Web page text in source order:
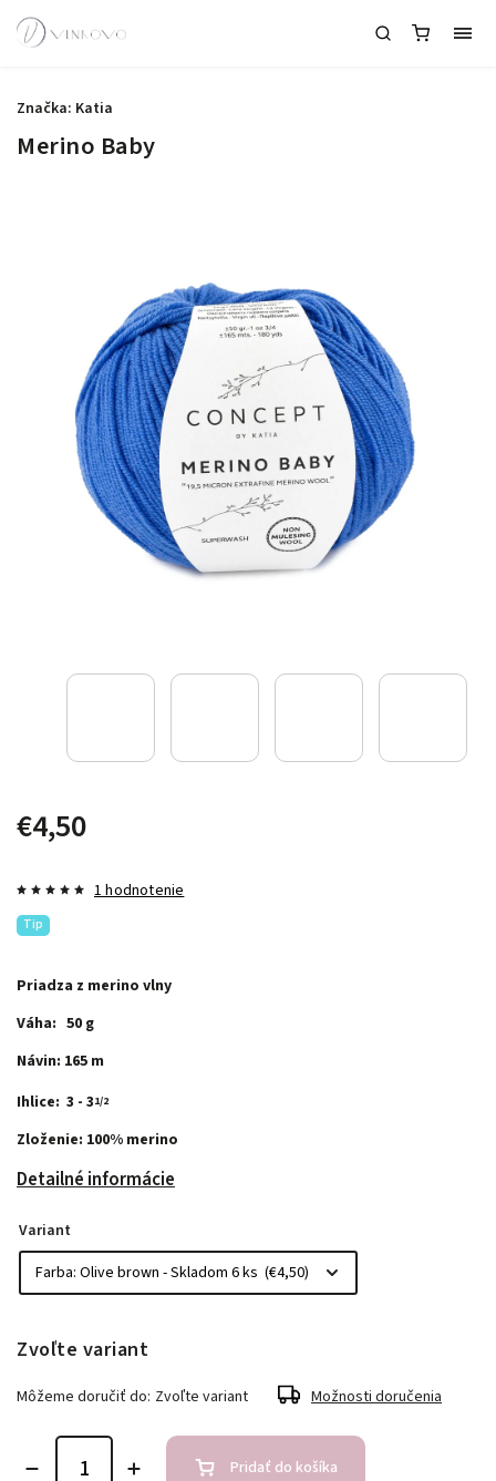
Merino Baby
€4,50
Tip
1 hodnotenie
Priadza z merino vlny
Váha: 50 g
Návin: 165 m
Ihlice: 3 - 31/2
Zloženie: 100% merino
Detailné informácie
Značka: Katia
Variant
Zvoľte variant
Môžeme doručiť do: Zvoľte variant Možnosti doručenia
Pridať do košíka